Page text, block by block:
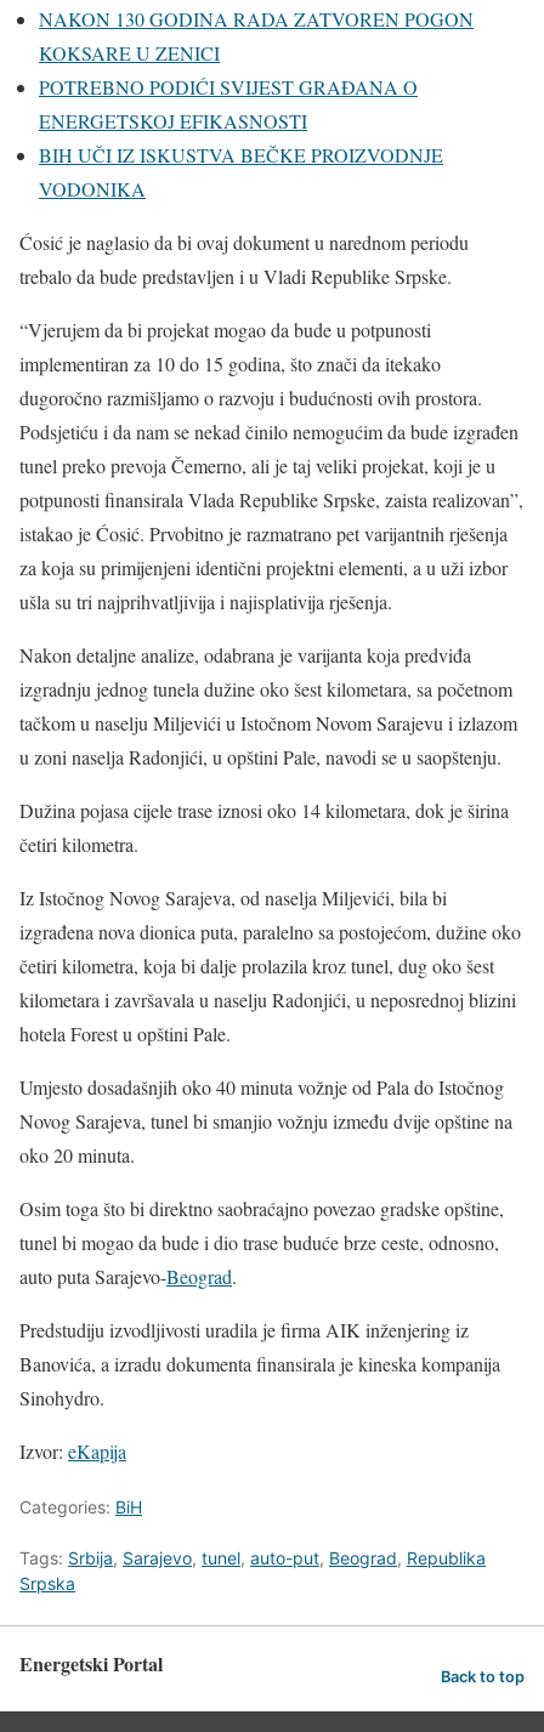
NAKON 130 GODINA RADA ZATVOREN POGON
KOKSARE U ZENICI
POTREBNO PODIĆI SVIJEST GRAĐANA O
ENERGETSKOJ EFIKASNOSTI
BIH UČI IZ ISKUSTVA BEČKE PROIZVODNJE
VODONIKA
Ćosić je naglasio da bi ovaj dokument u narednom periodu
trebalo da bude predstavljen i u Vladi Republike Srpske.
“Vjerujem da bi projekat mogao da bude u potpunosti
implementiran za 10 do 15 godina, što znači da itekako
dugoročno razmišljamo o razvoju i budućnosti ovih prostora.
Podsjetiću i da nam se nekad činilo nemogućim da bude izgrađen
tunel preko prevoja Čemerno, ali je taj veliki projekat, koji je u
potpunosti finansirala Vlada Republike Srpske, zaista realizovan”,
istakao je Ćosić. Prvobitno je razmatrano pet varijantnih rješenja
za koja su primijenjeni identični projektni elementi, a u uži izbor
ušla su tri najprihvatljivija i najisplativija rješenja.
Nakon detaljne analize, odabrana je varijanta koja predviđa
izgradnju jednog tunela dužine oko šest kilometara, sa početnom
tačkom u naselju Miljevići u Istočnom Novom Sarajevu i izlazom
u zoni naselja Radonjići, u opštini Pale, navodi se u saopštenju.
Dužina pojasa cijele trase iznosi oko 14 kilometara, dok je širina
četiri kilometra.
Iz Istočnog Novog Sarajeva, od naselja Miljevići, bila bi
izgrađena nova dionica puta, paralelno sa postojećom, dužine oko
četiri kilometra, koja bi dalje prolazila kroz tunel, dug oko šest
kilometara i završavala u naselju Radonjići, u neposrednoj blizini
hotela Forest u opštini Pale.
Umjesto dosadašnjih oko 40 minuta vožnje od Pala do Istočnog
Novog Sarajeva, tunel bi smanjio vožnju između dvije opštine na
oko 20 minuta.
Osim toga što bi direktno saobraćajno povezao gradske opštine,
tunel bi mogao da bude i dio trase buduće brze ceste, odnosno,
auto puta Sarajevo-Beograd.
Predstudiju izvodljivosti uradila je firma AIK inženjering iz
Banovića, a izradu dokumenta finansirala je kineska kompanija
Sinohydro.
Izvor: eKapija
Categories: BiH
Tags: Srbija, Sarajevo, tunel, auto-put, Beograd, Republika
Srpska
Energetski Portal Back to top